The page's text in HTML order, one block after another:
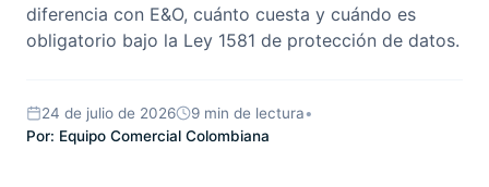
diferencia con E&O, cuánto cuesta y cuándo es
obligatorio bajo la Ley 1581 de protección de datos.
24 de julio de 2026 9 min de lectura•
Por: Equipo Comercial Colombiana